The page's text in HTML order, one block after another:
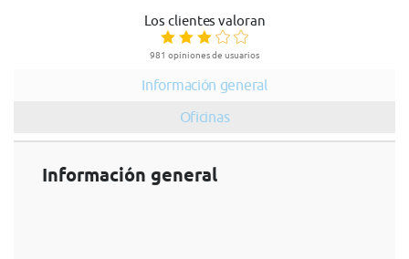
Los clientes valoran
981 opiniones de usuarios
Información general
Oficinas
Información general